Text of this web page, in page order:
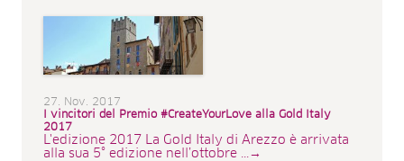
27. Nov. 2017
I vincitori del Premio #CreateYourLove alla Gold Italy
2017
L'edizione 2017 La Gold Italy di Arezzo è arrivata
alla sua 5° edizione nell’ottobre ...→